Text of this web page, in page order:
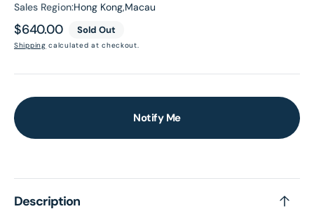
Sales Region:Hong Kong,Macau
Regular
price
$640.00 Sold Out
Shipping calculated at checkout.
Notify Me
Description